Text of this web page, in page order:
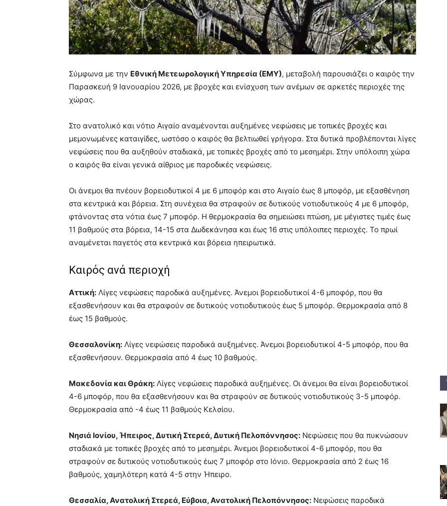
Σύμφωνα με την Εθνική Μετεωρολογική Υπηρεσία (ΕΜΥ), μεταβολή παρουσιάζει ο καιρός την
Παρασκευή 9 Ιανουαρίου 2026, με βροχές και ενίσχυση των ανέμων σε αρκετές περιοχές της
χώρας.
Στο ανατολικό και νότιο Αιγαίο αναμένονται αυξημένες νεφώσεις με τοπικές βροχές και
μεμονωμένες καταιγίδες, ωστόσο ο καιρός θα βελτιωθεί γρήγορα. Στα δυτικά προβλέπονται λίγες
νεφώσεις που θα αυξηθούν σταδιακά, με τοπικές βροχές από το μεσημέρι. Στην υπόλοιπη χώρα
ο καιρός θα είναι γενικά αίθριος με παροδικές νεφώσεις.
Οι άνεμοι θα πνέουν βορειοδυτικοί 4 με 6 μποφόρ και στο Αιγαίο έως 8 μποφόρ, με εξασθένηση
στα κεντρικά και βόρεια. Στη συνέχεια θα στραφούν σε δυτικούς νοτιοδυτικούς 4 με 6 μποφόρ,
φτάνοντας στα νότια έως 7 μποφόρ. Η θερμοκρασία θα σημειώσει πτώση, με μέγιστες τιμές έως
11 βαθμούς στα βόρεια, 14-15 στα Δωδεκάνησα και έως 16 στις υπόλοιπες περιοχές. Το πρωί
αναμένεται παγετός στα κεντρικά και βόρεια ηπειρωτικά.
Καιρός ανά περιοχή
Αττική: Λίγες νεφώσεις παροδικά αυξημένες. Άνεμοι βορειοδυτικοί 4-6 μποφόρ, που θα
εξασθενήσουν και θα στραφούν σε δυτικούς νοτιοδυτικούς έως 5 μποφόρ. Θερμοκρασία από 8
έως 15 βαθμούς.
Θεσσαλονίκη: Λίγες νεφώσεις παροδικά αυξημένες. Άνεμοι βορειοδυτικοί 4-5 μποφόρ, που θα
εξασθενήσουν. Θερμοκρασία από 4 έως 10 βαθμούς.
Μακεδονία και Θράκη: Λίγες νεφώσεις παροδικά αυξημένες. Οι άνεμοι θα είναι βορειοδυτικοί
4-6 μποφόρ, που θα εξασθενήσουν και θα στραφούν σε δυτικούς νοτιοδυτικούς 3-5 μποφόρ.
Θερμοκρασία από -4 έως 11 βαθμούς Κελσίου.
Νησιά Ιονίου, Ήπειρος, Δυτική Στερεά, Δυτική Πελοπόννησος: Νεφώσεις που θα πυκνώσουν
σταδιακά με τοπικές βροχές από το μεσημέρι. Άνεμοι βορειοδυτικοί 4-6 μποφόρ, που θα
στραφούν σε δυτικούς νοτιοδυτικούς έως 7 μποφόρ στο Ιόνιο. Θερμοκρασία από 2 έως 16
βαθμούς, χαμηλότερη κατά 4-5 στην Ήπειρο.
Θεσσαλία, Ανατολική Στερεά, Εύβοια, Ανατολική Πελοπόννησος: Νεφώσεις παροδικά